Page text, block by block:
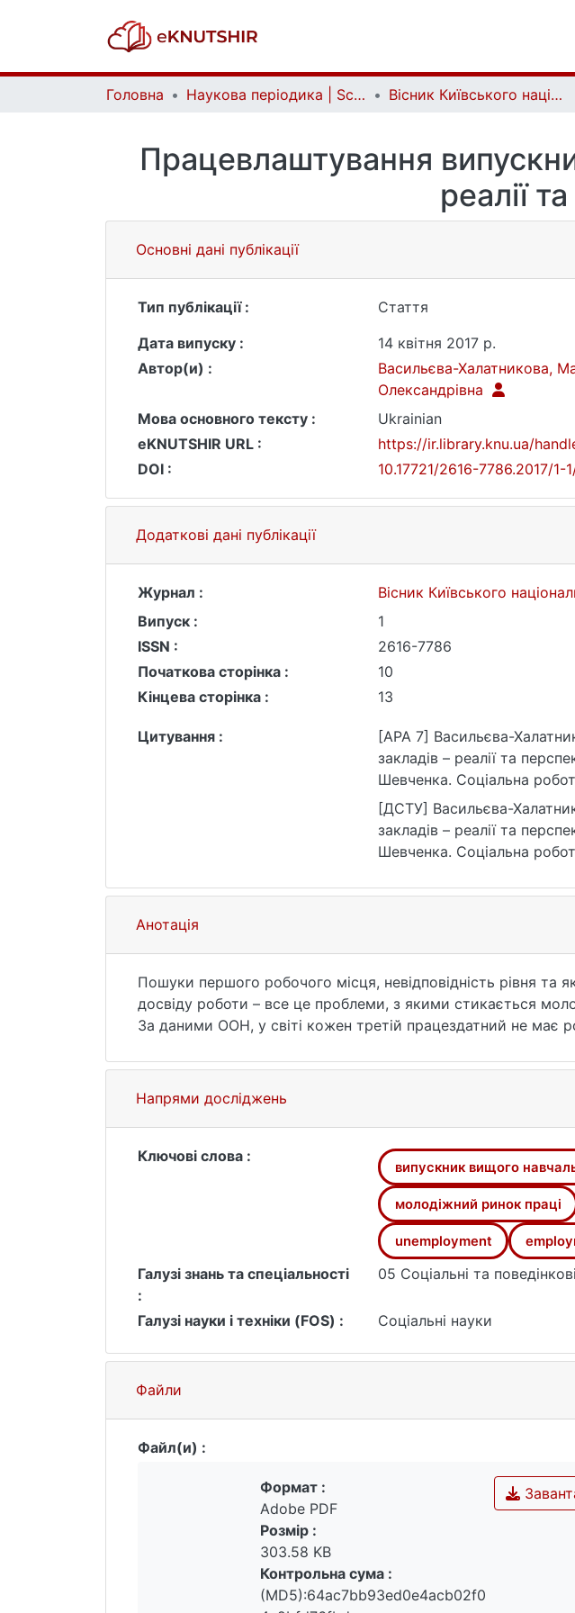
Головна Наукова періодика | Scientific periodicals Вісник Київського національного університету імені Тараса Шевченка. Соціальна робота | Bulletin of Taras Shevchenko National University of Kyiv. Social work
Працевлаштування
реалії
Основні дані публікації
Тип публікації :
Стаття
Дата випуску :
14 квітня 2017 р.
Автор(и) :
Васильєва-Халатникова,
Олександрівна
Мова основного тексту :
Ukrainian
eKNUTSHIR URL :
https://ir.library.knu.ua/
DOI :
10.17721/2616-7786.2017/1-
Додаткові дані публікації
Журнал :
Вісник Київського
Випуск :
1
ISSN :
2616-7786
Початкова сторінка :
10
Кінцева сторінка :
13
Цитування :
[APA 7] Васильєва-
закладів – реалії та
Шевченка. Соціальна
[ДСТУ] Васильєва-
закладів – реалії та
Шевченка. Соціальна
Анотація
Пошуки першого робочого місця, невідповідність рівня та
досвіду роботи – все це проблеми, з якими стикається
За даними ООН, у світі кожен третій працездатний не має
Безробіття не може бути доцільним ні в економічному, ні
проблем: скорочується купівельна спроможність
Напрями досліджень
Ключові слова :
випускник вищого
молодіжний ринок праці
unemployment
Галузі знань та спеціальності
:
05 Соціальні та
Галузі науки і техніки (FOS) : Соціальні науки
Файли
Файл(и) :
Формат :
Adobe PDF
Розмір :
303.58 KB
Контрольна сума :
(MD5):64ac7bb93ed0e4acb02f0